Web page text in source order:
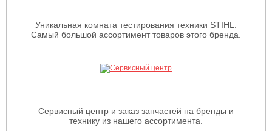
Уникальная комната тестирования техники STIHL.
Самый большой ассортимент товаров этого бренда.
Сервисный центр и заказ запчастей на бренды и
технику из нашего ассортимента.